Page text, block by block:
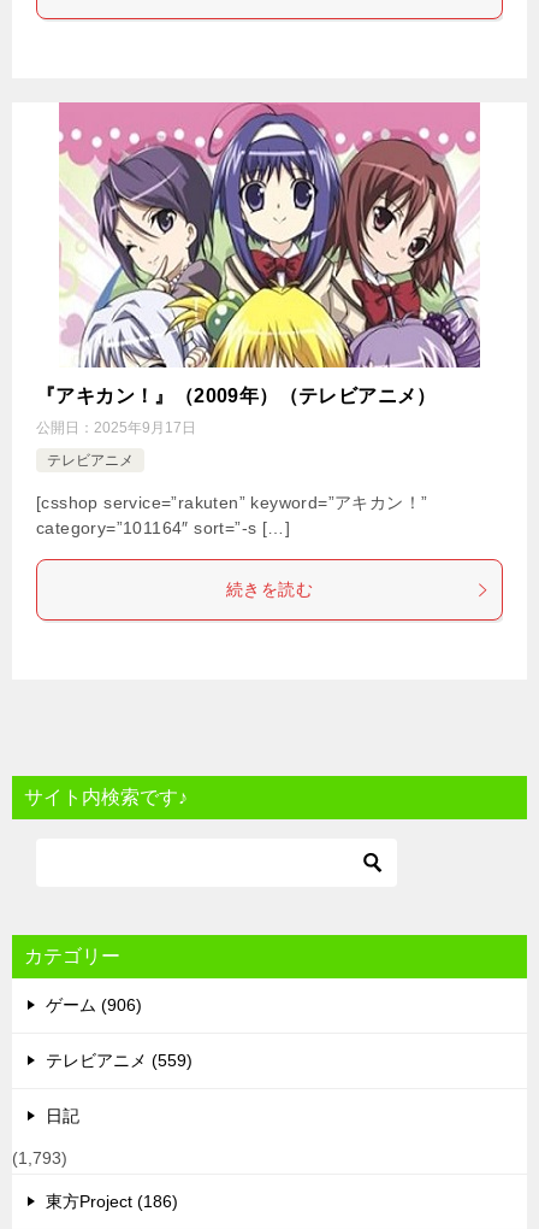
『アキカン！』（2009年）（テレビアニメ）
公開日： 2025年9月17日
テレビアニメ
[csshop service=”rakuten” keyword=”アキカン！”
category=”101164″ sort=”-s […]
続きを読む
サイト内検索です♪
カテゴリー
ゲーム (906)
テレビアニメ (559)
日記
(1,793)
東方Project (186)